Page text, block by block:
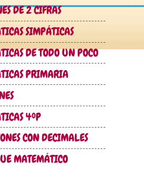
DE 2 CIFRAS
SIMPÁTICAS
DE TODO UN POCO
PRIMARIA
4ºP
CON DECIMALES
MATEMÁTICO